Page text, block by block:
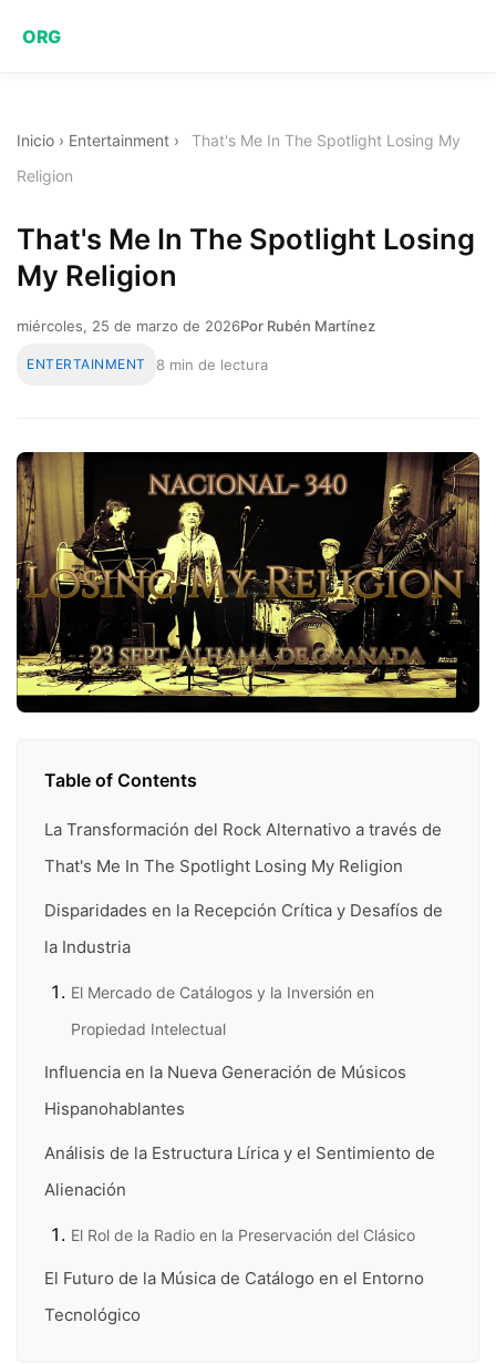
ORG
Inicio › Entertainment ›
That's Me In The Spotlight Losing My
Religion
That's Me In The Spotlight Losing
My Religion
miércoles, 25 de marzo de 2026Por Rubén Martínez
ENTERTAINMENT 8 min de lectura
Table of Contents
La Transformación del Rock Alternativo a través de
That's Me In The Spotlight Losing My Religion
Disparidades en la Recepción Crítica y Desafíos de
la Industria
El Mercado de Catálogos y la Inversión en
Propiedad Intelectual
Influencia en la Nueva Generación de Músicos
Hispanohablantes
Análisis de la Estructura Lírica y el Sentimiento de
Alienación
El Rol de la Radio en la Preservación del Clásico
El Futuro de la Música de Catálogo en el Entorno
Tecnológico